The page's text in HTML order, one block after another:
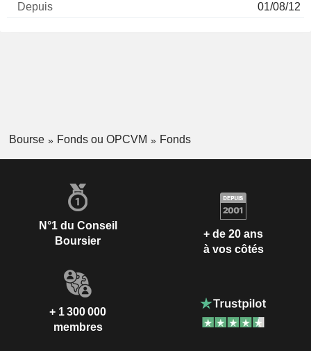
01/08/12
Bourse Fonds ou OPCVM Fonds
N°1 du Conseil
Boursier
+ de 20 ans
à vos côtés
+ 1 300 000
membres